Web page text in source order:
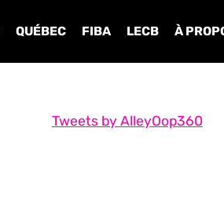
QUÉBEC FIBA LECB À
Tweets by AlleyOop360